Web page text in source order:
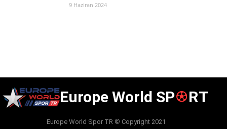
9 Haziran 2024
Europe World SP RT
Europe World Spor TR © Copyright 2021